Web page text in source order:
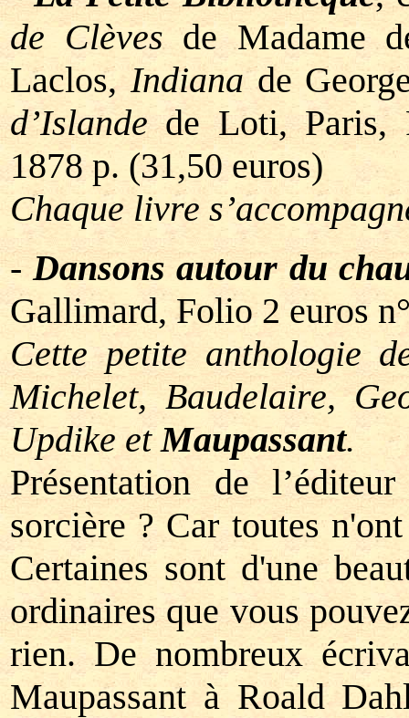
de Clèvesde Madame
Laclos,Indianade
d’Islandede Loti, Paris,
1878 p. (31,50 euros)
Chaque livre
-Dansons autour du
Gallimard, Folio 2 euros
Cette petite anthologie
Michelet, Baudelaire,
Updike etMaupassant.
Présentation de
sorcière ? Car toutes
Certaines sont d'une
ordinaires que vous
rien. De nombreux
Maupassant à Roald